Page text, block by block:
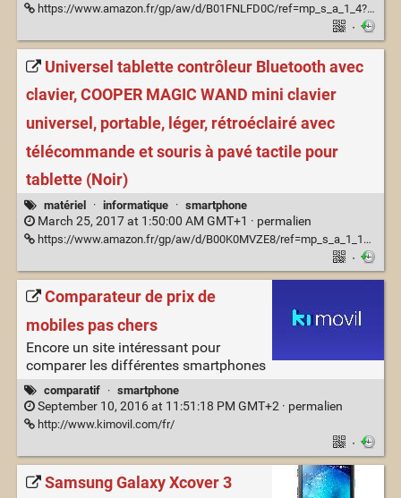
https://www.amazon.fr/gp/aw/d/B01FNLFD0C/ref=mp_s_a_1_4?__mk_fr_FR=%C3%85M%C3%85Z%C3%95%C3%91&qid=1490402331&sr=8-4&pi=SL75_QL70&keywords=clavier+bluetooth+voyage
·
Universel tablette contrôleur Bluetooth avec
clavier, COOPER MAGIC WAND mini clavier
universel, portable, léger, rétroéclairé avec
télécommande et souris à pavé tactile pour
tablette (Noir)
matériel · informatique · smartphone
March 25, 2017 at 1:50:00 AM GMT+1 · permalien
https://www.amazon.fr/gp/aw/d/B00K0MVZE8/ref=mp_s_a_1_10?__mk_fr_FR=%C3%85M%C3%85Z%C3%95%C3%91&qid=1490402331&sr=8-10&pi=SL75_QL70&keywords=clavier+bluetooth+voyage
·
Comparateur de prix de
mobiles pas chers
Encore un site intéressant pour
comparer les différentes smartphones
comparatif · smartphone
September 10, 2016 at 11:51:18 PM GMT+2 · permalien
http://www.kimovil.com/fr/
·
Samsung Galaxy Xcover 3